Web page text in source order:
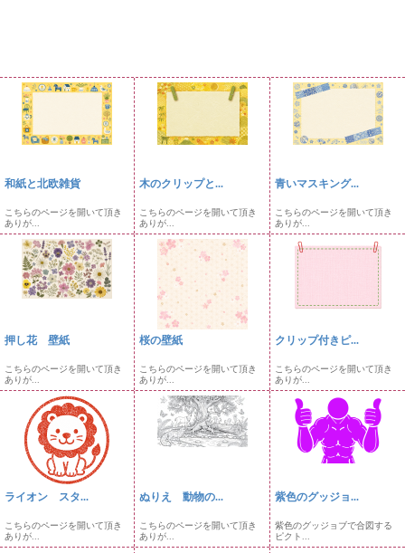
和紙と北欧雑貨
こちらのページを開いて頂き
ありが...
木のクリップと...
こちらのページを開いて頂き
ありが...
青いマスキング...
こちらのページを開いて頂き
ありが...
押し花 壁紙
こちらのページを開いて頂き
ありが...
桜の壁紙
こちらのページを開いて頂き
ありが...
クリップ付きピ...
こちらのページを開いて頂き
ありが...
ライオン スタ...
こちらのページを開いて頂き
ありが...
ぬりえ 動物の...
こちらのページを開いて頂き
ありが...
紫色のグッジョ...
紫色のグッジョブで合図する
ピクト...